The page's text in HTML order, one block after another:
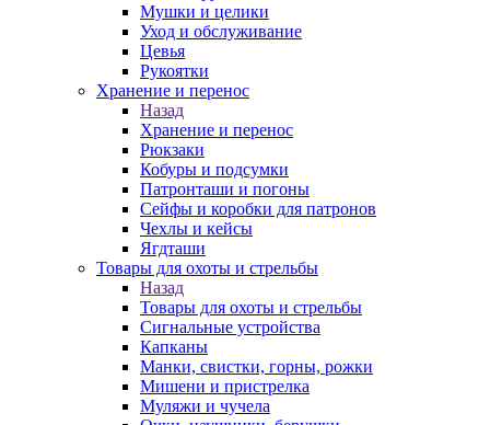
Мушки и целики
Уход и обслуживание
Цевья
Рукоятки
Хранение и перенос
Назад
Хранение и перенос
Рюкзаки
Кобуры и подсумки
Патронташи и погоны
Сейфы и коробки для патронов
Чехлы и кейсы
Ягдташи
Товары для охоты и стрельбы
Назад
Товары для охоты и стрельбы
Сигнальные устройства
Капканы
Манки, свистки, горны, рожки
Мишени и пристрелка
Муляжи и чучела